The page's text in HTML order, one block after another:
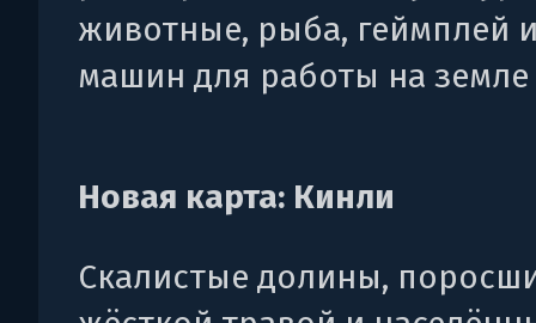
животные, рыба, геймплей
машин для работы на земле
Новая карта: Кинли
Скалистые долины,